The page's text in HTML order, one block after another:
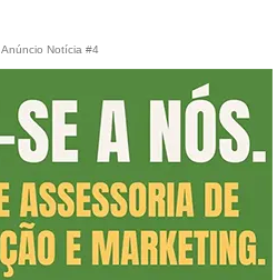
Anúncio Notícia #4